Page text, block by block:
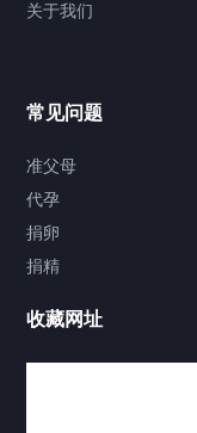
大型载客汽车
关于我们
常见问题
准父母
代孕
捐卵
捐精
收藏网址